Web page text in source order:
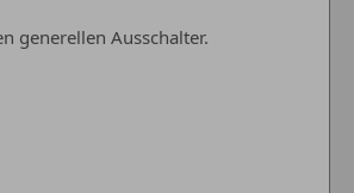
generellen Ausschalter.